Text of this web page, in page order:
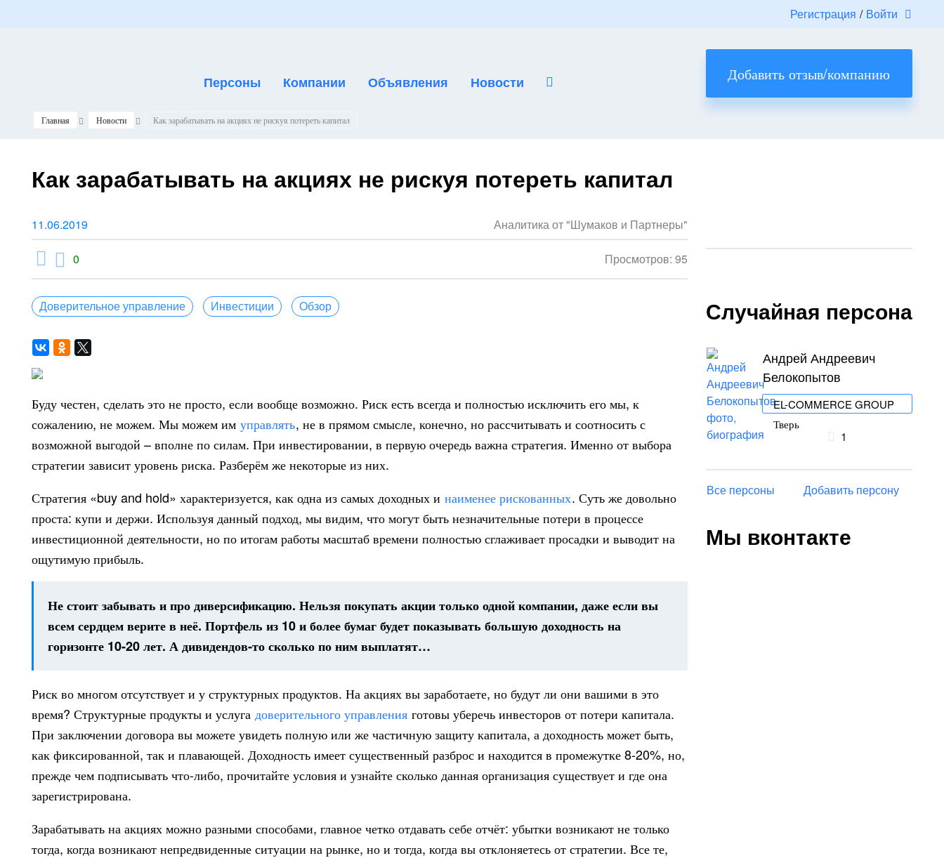
Регистрация / Войти
Персоны Компании Объявления Новости Добавить отзыв/компанию
Главная Новости Как зарабатывать на акциях не рискуя потереть капитал
Как зарабатывать на акциях не рискуя потереть капитал
11.06.2019 Аналитика от "Шумаков и Партнеры"
0 Просмотров: 95
Доверительное управление Инвестиции Обзор
Буду честен, сделать это не просто, если вообще возможно. Риск есть всегда и полностью исключить его мы, к
сожалению, не можем. Мы можем им управлять, не в прямом смысле, конечно, но рассчитывать и соотносить с
возможной выгодой – вполне по силам. При инвестировании, в первую очередь важна стратегия. Именно от выбора
стратегии зависит уровень риска. Разберём же некоторые из них.
Стратегия «buy and hold» характеризуется, как одна из самых доходных и наименее рискованных. Суть же довольно
проста: купи и держи. Используя данный подход, мы видим, что могут быть незначительные потери в процессе
инвестиционной деятельности, но по итогам работы масштаб времени полностью сглаживает просадки и выводит на
ощутимую прибыль.
Не стоит забывать и про диверсификацию. Нельзя покупать акции только одной компании, даже если вы
всем сердцем верите в неё. Портфель из 10 и более бумаг будет показывать большую доходность на
горизонте 10-20 лет. А дивидендов-то сколько по ним выплатят…
Риск во многом отсутствует и у структурных продуктов. На акциях вы заработаете, но будут ли они вашими в это
время? Структурные продукты и услуга доверительного управления готовы уберечь инвесторов от потери капитала.
При заключении договора вы можете увидеть полную или же частичную защиту капитала, а доходность может быть,
как фиксированной, так и плавающей. Доходность имеет существенный разброс и находится в промежутке 8-20%, но,
прежде чем подписывать что-либо, прочитайте условия и узнайте сколько данная организация существует и где она
зарегистрирована.
Зарабатывать на акциях можно разными способами, главное четко отдавать себе отчёт: убытки возникают не только
тогда, когда возникают непредвиденные ситуации на рынке, но и тогда, когда вы отклоняетесь от стратегии. Все те,
Случайная персона
Андрей Андреевич
Белокопытов
EL-COMMERCE GROUP
Тверь
1
Все персоны Добавить персону
Мы вконтакте